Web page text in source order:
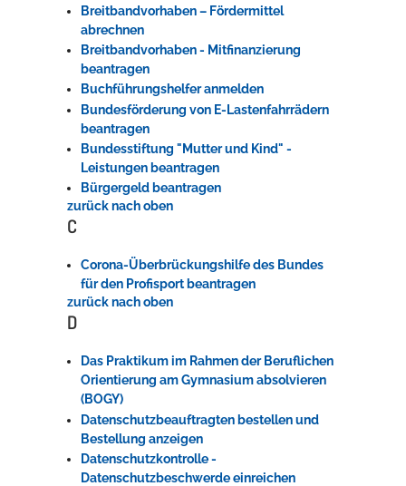
Breitbandvorhaben – Fördermittel
abrechnen
Breitbandvorhaben - Mitfinanzierung
beantragen
Buchführungshelfer anmelden
Bundesförderung von E-Lastenfahrrädern
beantragen
Bundesstiftung "Mutter und Kind" -
Leistungen beantragen
Bürgergeld beantragen
zurück nach oben
C
Corona-Überbrückungshilfe des Bundes
für den Profisport beantragen
zurück nach oben
D
Das Praktikum im Rahmen der Beruflichen
Orientierung am Gymnasium absolvieren
(BOGY)
Datenschutzbeauftragten bestellen und
Bestellung anzeigen
Datenschutzkontrolle -
Datenschutzbeschwerde einreichen